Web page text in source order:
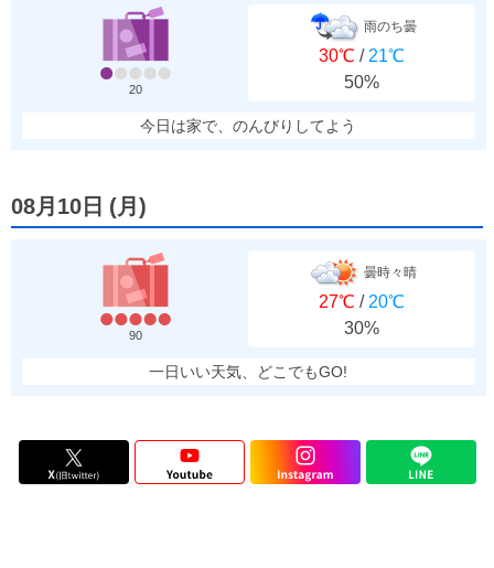
20
雨のち曇
30℃ / 21℃
50%
今日は家で、のんびりしてよう
08月10日 (月 )
90
曇時々晴
27℃ / 20℃
30%
一日いい天気、どこでもGO!